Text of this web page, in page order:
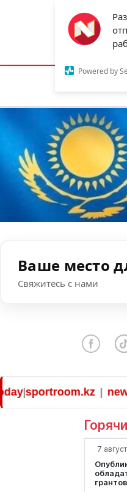
Powered by
Ваше место
Свяжитесь с нами
|sportroom.kz|
7